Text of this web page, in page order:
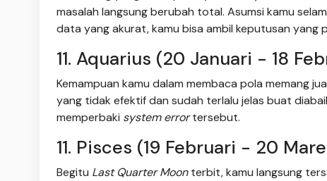
masalah langsung berubah total. Asumsi kamu
data yang akurat, kamu bisa ambil keputusan yang
11. Aquarius (20 Januari - 18
Kemampuan kamu dalam membaca pola memang
yang tidak efektif dan sudah terlalu jelas buat
memperbaki systemerrortersebut.
11. Pisces (19 Februari - 20
Begitu Last Quarter Moonterbit, kamu langsung